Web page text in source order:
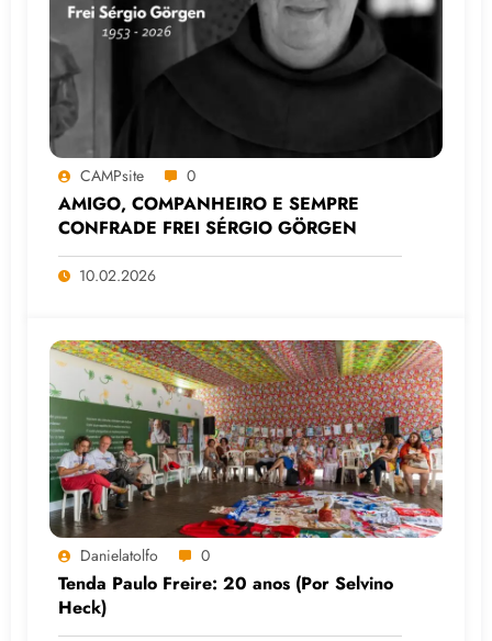
CAMPsite 0
AMIGO, COMPANHEIRO E SEMPRE
CONFRADE FREI SÉRGIO GÖRGEN
10.02.2026
Danielatolfo 0
Tenda Paulo Freire: 20 anos (Por Selvino
Heck)